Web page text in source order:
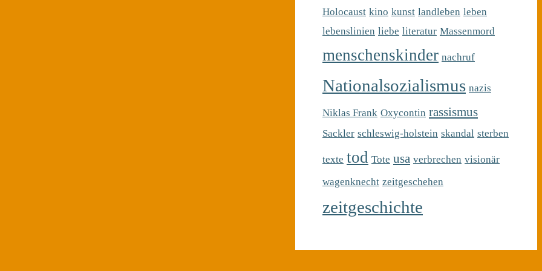
Holocaust kino kunst landleben leben
lebenslinien liebe literatur Massenmord
menschenskinder nachruf
Nationalsozialismus nazis
Niklas Frank Oxycontin rassismus
Sackler schleswig-holstein skandal sterben
texte tod Tote usa verbrechen visionär
wagenknecht zeitgeschehen
zeitgeschichte